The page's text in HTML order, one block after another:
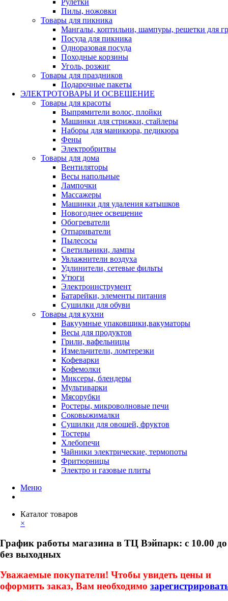
Рулетки
Пилы, ножовки
Товары для пикника
Мангалы, коптильни, шампуры, решетки для
Посуда для пикника
Одноразовая посуда
Походные корзины
Уголь, розжиг
Товары для праздников
Подарочные пакеты
ЭЛЕКТРОТОВАРЫ И ОСВЕЩЕНИЕ
Товары для красоты
Выпрямители волос, плойки
Машинки для стрижки, стайлеры
Наборы для маникюра, педикюра
Фены
Электробритвы
Товары для дома
Вентиляторы
Весы напольные
Лампочки
Массажеры
Машинки для удаления катышков
Новогоднее освещение
Обогреватели
Отпариватели
Пылесосы
Светильники, лампы
Увлажнители воздуха
Удлинители, сетевые фильты
Утюги
Электроинструмент
Батарейки, элементы питания
Сушилки для обуви
Товары для кухни
Вакуумные упаковщики,вакуматоры
Весы для продуктов
Грили, вафельницы
Измельчители, ломтерезки
Кофеварки
Кофемолки
Миксеры, блендеры
Мультиварки
Мясорубки
Ростеры, микроволновые печи
Соковыжималки
Сушилки для овощей, фруктов
Тостеры
Хлебопечи
Чайники электрические, термопоты
Фритюрницы
Электро и газовые плиты
Меню
Каталог товаров
×
График работы магазина в ТЦ Вэйпарк: с 10.00 до
без выходных
Уважаемые покупатели! Чтобы увидеть цены и
оформить заказ, Вам необходимо